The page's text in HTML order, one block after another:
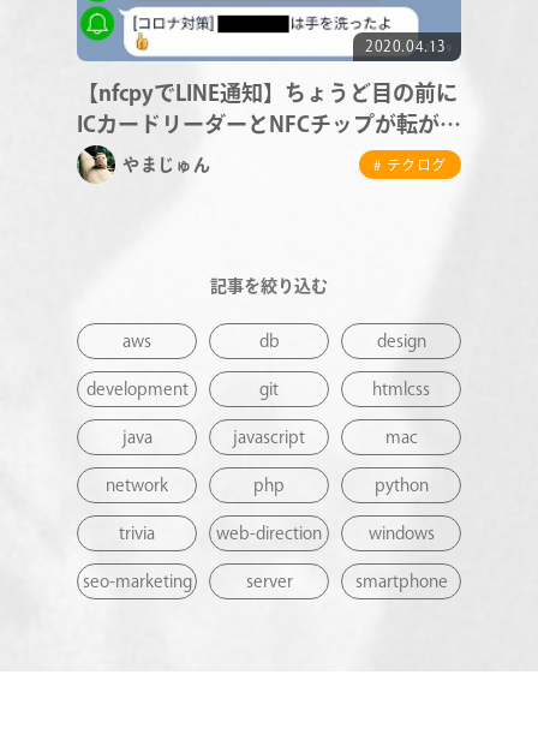
2020.04.13
【nfcpyでLINE通知】ちょうど目の前に
ICカードリーダーとNFCチップが転がっ
ていたので
やまじゅん # テクログ
記事を絞り込む
aws db design
development git htmlcss
java javascript mac
network php python
trivia web-direction windows
seo-marketing server smartphone